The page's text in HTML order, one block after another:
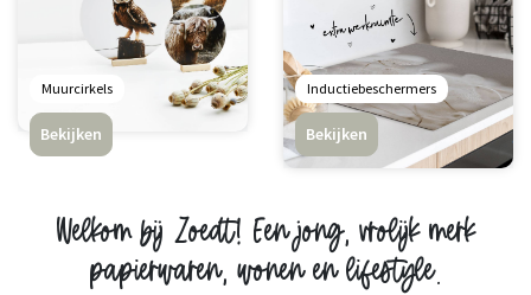
Muurcirkels
Bekijken
Inductiebeschermers
Bekijken
Welkom bij Zoedt! Een jong, vrolijk merk
papierwaren, wonen en lifestyle.